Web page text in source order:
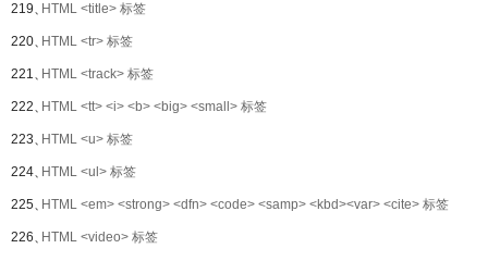
219、HTML <title> 标签
220、HTML <tr> 标签
221、HTML <track> 标签
222、HTML <tt> <i> <b> <big> <small> 标签
223、HTML <u> 标签
224、HTML <ul> 标签
225、HTML <em> <strong> <dfn> <code> <samp> <kbd><var> <cite> 标签
226、HTML <video> 标签